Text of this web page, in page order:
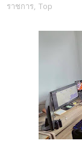
ราชการ, Top